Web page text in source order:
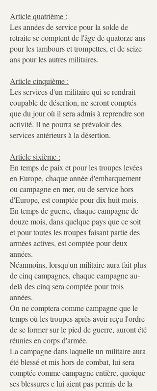
Article quatrième :
Les années de service pour la solde de
retraite se comptent de l'âge de quatorze ans
pour les tambours et trompettes, et de seize
ans pour les autres militaires.
Article cinquième :
Les services d'un militaire qui se rendrait
coupable de désertion, ne seront comptés
que du jour où il sera admis à reprendre son
activité. Il ne pourra se prévaloir des
services antérieurs à la désertion.
Article sixième :
En temps de paix et pour les troupes levées
en Europe, chaque année d'embarquement
ou campagne en mer, ou de service hors
d'Europe, est comptée pour dix huit mois.
En temps de guerre, chaque campagne de
douze mois, dans quelque pays que ce soit
et pour toutes les troupes faisant partie des
armées actives, est comptée pour deux
années.
Néanmoins, lorsqu'un militaire aura fait plus
de cinq campagnes, chaque campagne au-
delà des cinq sera comptée pour trois
années.
On ne comptera comme campagne que le
temps où les troupes après avoir reçu l'ordre
de se former sur le pied de guerre, auront été
réunies en corps d'armée.
La campagne dans laquelle un militaire aura
été blessé et mis hors de combat, lui sera
comptée comme campagne entière, quoique
ses blessures e lui aient pas permis de la